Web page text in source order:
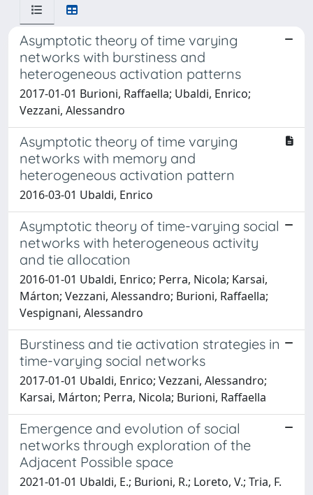
Asymptotic theory of time varying
networks with burstiness and
heterogeneous activation patterns
2017-01-01 Burioni, Raffaella; Ubaldi, Enrico;
Vezzani, Alessandro
Asymptotic theory of time varying
networks with memory and
heterogeneous activation pattern
2016-03-01 Ubaldi, Enrico
Asymptotic theory of time-varying social
networks with heterogeneous activity
and tie allocation
2016-01-01 Ubaldi, Enrico; Perra, Nicola; Karsai,
Márton; Vezzani, Alessandro; Burioni, Raffaella;
Vespignani, Alessandro
Burstiness and tie activation strategies in
time-varying social networks
2017-01-01 Ubaldi, Enrico; Vezzani, Alessandro;
Karsai, Márton; Perra, Nicola; Burioni, Raffaella
Emergence and evolution of social
networks through exploration of the
Adjacent Possible space
2021-01-01 Ubaldi, E.; Burioni, R.; Loreto, V.; Tria, F.